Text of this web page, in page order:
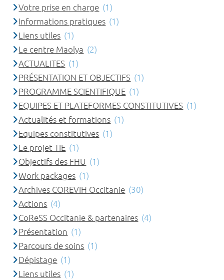
Votre prise en charge (1)
Informations pratiques (1)
Liens utiles (1)
Le centre Maolya (2)
ACTUALITES (1)
PRÉSENTATION ET OBJECTIFS (1)
PROGRAMME SCIENTIFIQUE (1)
EQUIPES ET PLATEFORMES CONSTITUTIVES (1)
Actualités et formations (1)
Equipes constitutives (1)
Le projet TIE (1)
Objectifs des FHU (1)
Work packages (1)
Archives COREVIH Occitanie (30)
Actions (4)
CoReSS Occitanie & partenaires (4)
Présentation (1)
Parcours de soins (1)
Dépistage (1)
Liens utiles (1)